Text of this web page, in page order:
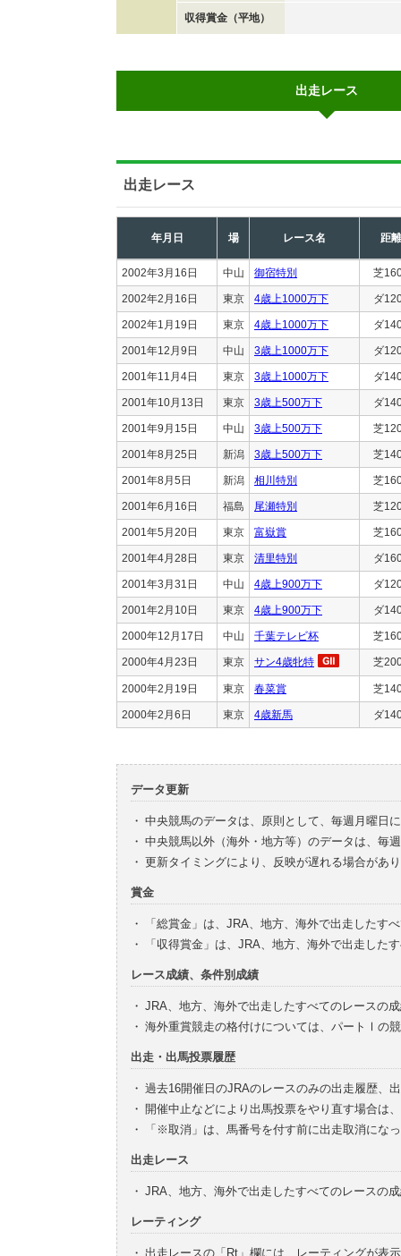
収得賞金（平地）
出走レース
出走レース
年月日 場 レース名 距離
2002年3月16日 中山 御宿特別 芝
2002年2月16日 東京 4歳上1000万下 ダ
2002年1月19日 東京 4歳上1000万下 ダ
2001年12月9日 中山 3歳上1000万下 ダ
2001年11月4日 東京 3歳上1000万下 ダ
2001年10月13日 東京 3歳上500万下 ダ
2001年9月15日 中山 3歳上500万下 芝
2001年8月25日 新潟 3歳上500万下 芝
2001年8月5日 新潟 相川特別 芝
2001年6月16日 福島 尾瀬特別 芝
2001年5月20日 東京 富嶽賞 芝
2001年4月28日 東京 清里特別 ダ
2001年3月31日 中山 4歳上900万下 ダ
2001年2月10日 東京 4歳上900万下 ダ
2000年12月17日 中山 千葉テレビ杯 芝
2000年4月23日 東京 サン4歳牝特 芝
2000年2月19日 東京 春菜賞 芝
2000年2月6日 東京 4歳新馬 ダ
データ更新
・ 中央競馬のデータは、原則として、毎週月曜日
・ 中央競馬以外（海外・地方等）のデータは、毎
・ 更新タイミングにより、反映が遅れる場合があ
賞金
・
「総賞金」は、JRA、地方、海外で出走したす
・
「収得賞金」は、JRA、地方、海外で出走した
レース成績、条件別成績
・ JRA、地方、海外で出走したすべてのレースの
・ 海外重賞競走の格付けについては、パートⅠの
出走・出馬投票履歴
・ 過去16開催日のJRAのレースのみの出走履歴、
・ 開催中止などにより出馬投票をやり直す場合は
・
「※取消」は、馬番号を付す前に出走取消にな
出走レース
・ JRA、地方、海外で出走したすべてのレースの
レーティング
・ 出走レースの「Rt」欄には、レーティングが表